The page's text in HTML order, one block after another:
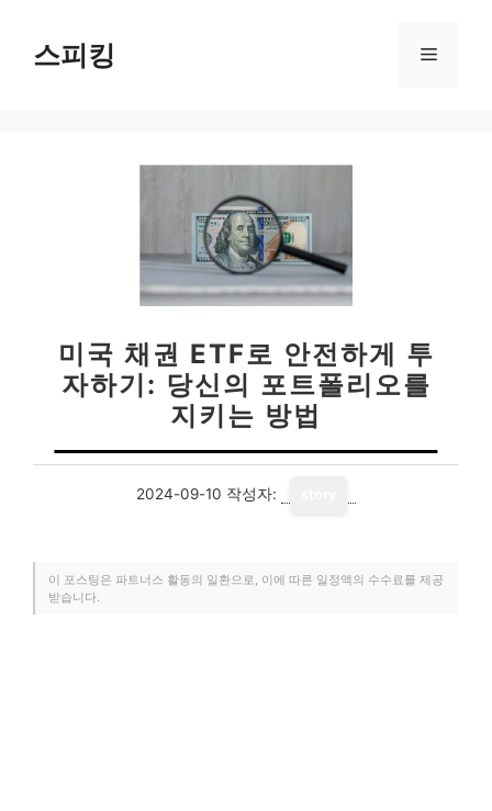
스피킹 메
미국 채권 ETF로 안전하게 투
자하기: 당신의 포트폴리오를
지키는 방법
2024-09-10 작성자:
이 포스팅은 파트너스 활동의 일환으로, 이에 따른 일정액의 수수료를 제공
받습니다.